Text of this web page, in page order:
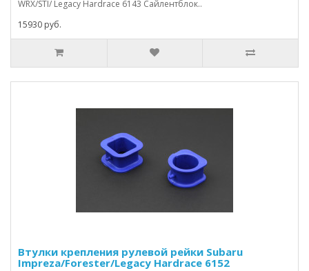
WRX/STI/ Legacy Hardrace 6143 Сайлентблок..
15930 руб.
Втулки крепления рулевой рейки Subaru
Impreza/Forester/Legacy Hardrace 6152